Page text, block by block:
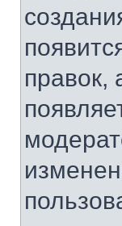
правок,